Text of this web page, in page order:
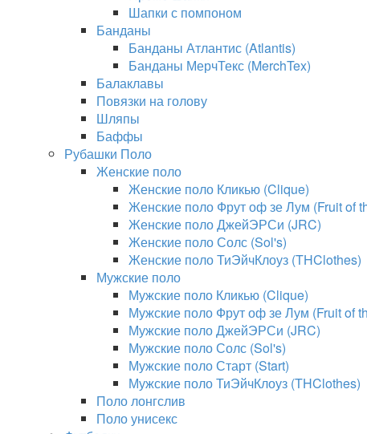
Шапки с помпоном
Банданы
Банданы Атлантис (Atlantis)
Банданы МерчТекс (MerchTex)
Балаклавы
Повязки на голову
Шляпы
Баффы
Рубашки Поло
Женские поло
Женские поло Кликью (Clique)
Женские поло Фрут оф зе Лум (Fruit of
Женские поло ДжейЭРСи (JRC)
Женские поло Солс (Sol's)
Женские поло ТиЭйчКлоуз (THClothes)
Мужские поло
Мужские поло Кликью (Clique)
Мужские поло Фрут оф зе Лум (Fruit of
Мужские поло ДжейЭРСи (JRC)
Мужские поло Солс (Sol's)
Мужские поло Старт (Start)
Мужские поло ТиЭйчКлоуз (THClothes)
Поло лонгслив
Поло унисекс